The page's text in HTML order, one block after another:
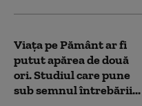
Viața pe Pământ ar fi
putut apărea de două
ori. Studiul care pune
sub semnul întrebării...